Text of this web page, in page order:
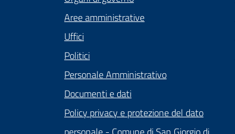
Aree amministrative
Uffici
Politici
Personale Amministrativo
Documenti e dati
Policy privacy e protezione del dato